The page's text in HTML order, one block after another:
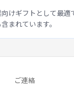
けギフトとして最適
まれています。
ご連絡